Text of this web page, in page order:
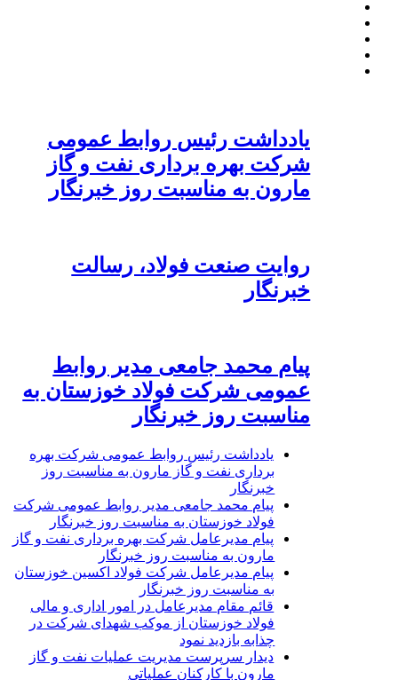
یادداشت رئیس روابط عمومی
شرکت بهره برداری نفت و گاز
مارون به مناسبت روز خبرنگار
روایت صنعت فولاد،‌ رسالت
خبرنگار
پیام محمد جامعی مدیر روابط
عمومی شرکت فولاد خوزستان به
مناسبت روز خبرنگار
یادداشت رئیس روابط عمومی شرکت بهره
برداری نفت و گاز مارون به مناسبت روز
خبرنگار
پیام محمد جامعی مدیر روابط عمومی شرکت
فولاد خوزستان به مناسبت روز خبرنگار
پیام مدیرعامل شرکت بهره برداری نفت و گاز
مارون به مناسبت روز خبرنگار
پیام مدیرعامل شرکت فولاد اکسین خوزستان
به مناسبت روز خبرنگار
قائم مقام مدیرعامل در امور اداری و مالی
فولاد خوزستان از موکب شهدای شرکت در
چذابه بازدید نمود
دیدار سرپرست مدیریت عملیات نفت و گاز
مارون با کارکنان عملیاتی